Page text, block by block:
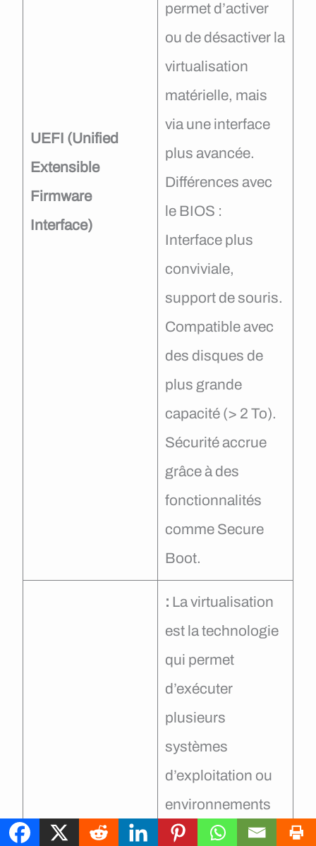
UEFI (Unified
Extensible
Firmware
Interface)
permet d’activer
ou de désactiver la
virtualisation
matérielle, mais
via une interface
plus avancée.
Différences avec
le BIOS :
Interface plus
conviviale,
support de souris.
Compatible avec
des disques de
plus grande
capacité (> 2 To).
Sécurité accrue
grâce à des
fonctionnalités
comme Secure
Boot.
: La virtualisation
est la technologie
qui permet
d’exécuter
plusieurs
systèmes
d’exploitation ou
environnements
logiciels sur une